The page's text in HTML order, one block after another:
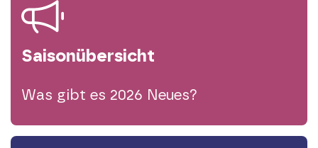
Saison­übersicht
Was gibt es 2026 Neues?